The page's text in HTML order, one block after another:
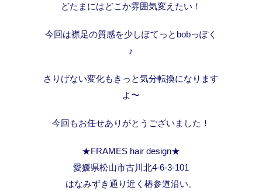
どたまにはどこか雰囲気変えたい！
今回は襟足の質感を少しぽてっとbobっぽく
♪
さりげない変化もきっと気分転換になります
よ〜
今回もお任せありがとうございました！
★FRAMES hair design★
愛媛県松山市古川北4-6-3-101
はなみずき通り近く椿参道沿い。